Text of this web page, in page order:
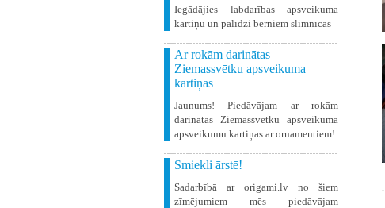
Iegādājies labdarības apsveikuma
kartiņu un palīdzi bērniem slimnīcās
Ar rokām darinātas
Ziemassvētku apsveikuma
kartiņas
Jaunums! Piedāvājam ar rokām
darinātas Ziemassvētku apsveikuma
apsveikumu kartiņas ar ornamentiem!
Smiekli ārstē!
Sadarbībā ar origami.lv no šiem
zīmējumiem mēs piedāvājam